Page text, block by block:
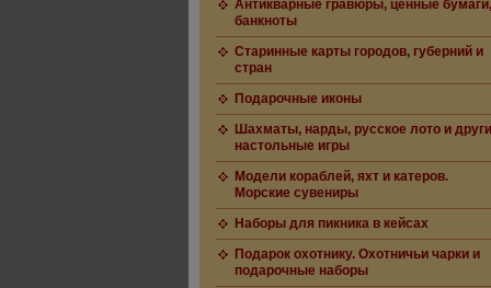
Антикварные гравюры, ценные бумаги,
банкноты
Старинные карты городов, губерний и
стран
Подарочные иконы
Шахматы, нарды, русское лото и
настольные игры
Модели кораблей, яхт и катеров.
Морские сувениры
Наборы для пикника в кейсах
Подарок охотнику. Охотничьи чарки и
подарочные наборы